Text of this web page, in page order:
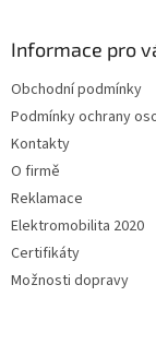
Informace pro
Obchodní podmínky
Podmínky ochrany
Kontakty
O firmě
Reklamace
Elektromobilita 2020
Certifikáty
Možnosti dopravy